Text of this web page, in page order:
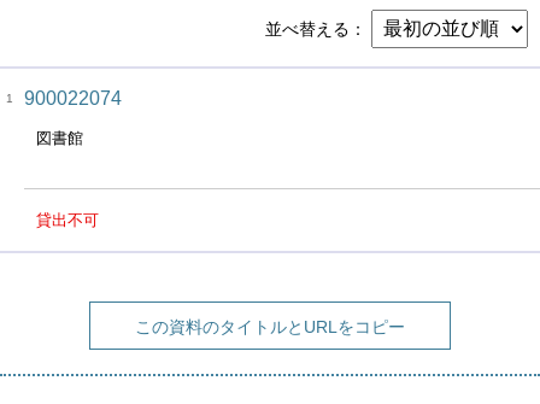
並べ替える
1 900022074
図書館
貸出不可
この資料のタイトルとURLをコピー